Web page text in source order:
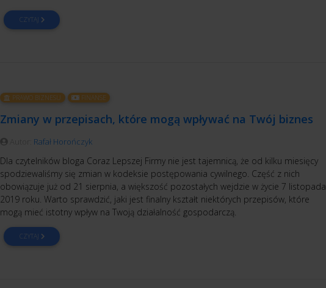
CZYTAJ
PRAWO BIZNESU FINANSE
Zmiany w przepisach, które mogą wpływać na Twój biznes
Rafał Horończyk
Dla czytelników bloga Coraz Lepszej Firmy nie jest tajemnicą, że od kilku miesięcy
spodziewaliśmy się zmian w kodeksie postępowania cywilnego. Część z nich
obowiązuje już od 21 sierpnia, a większość pozostałych wejdzie w życie 7 listopada
2019 roku. Warto sprawdzić, jaki jest finalny kształt niektórych przepisów, które
mogą mieć istotny wpływ na Twoją działalność gospodarczą.
CZYTAJ